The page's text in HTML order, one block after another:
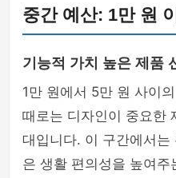
중간 예산: 1만 원
기능적 가치 높은 제품
1만 원에서 5만 원 사이
때로는 디자인이 중요한
대입니다. 이 구간에서
은 생활 편의성을 높여